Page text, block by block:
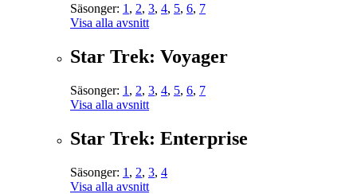
Säsonger: 1 , 2, 3, 4, 5, 6, 7
Visa alla avsnitt
Star Trek: Voyager
Säsonger: 1 , 2, 3, 4, 5, 6, 7
Visa alla avsnitt
Star Trek: Enterprise
Säsonger: 1 , 2, 3, 4
Visa alla avsnitt